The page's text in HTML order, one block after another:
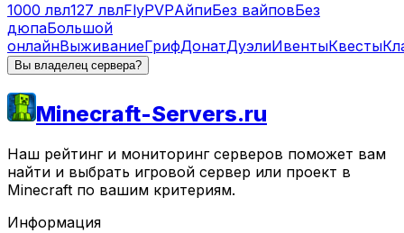
1000 лвл127 лвлFlyPVPАйпиБез вайповБез
дюпаБольшой
онлайнВыживаниеГрифДонатДуэлиИвентыКвесты
Вы владелец сервера?
Minecraft-Servers.ru
Наш рейтинг и мониторинг серверов поможет вам
найти и выбрать игровой сервер или проект в
Minecraft по вашим критериям.
Информация